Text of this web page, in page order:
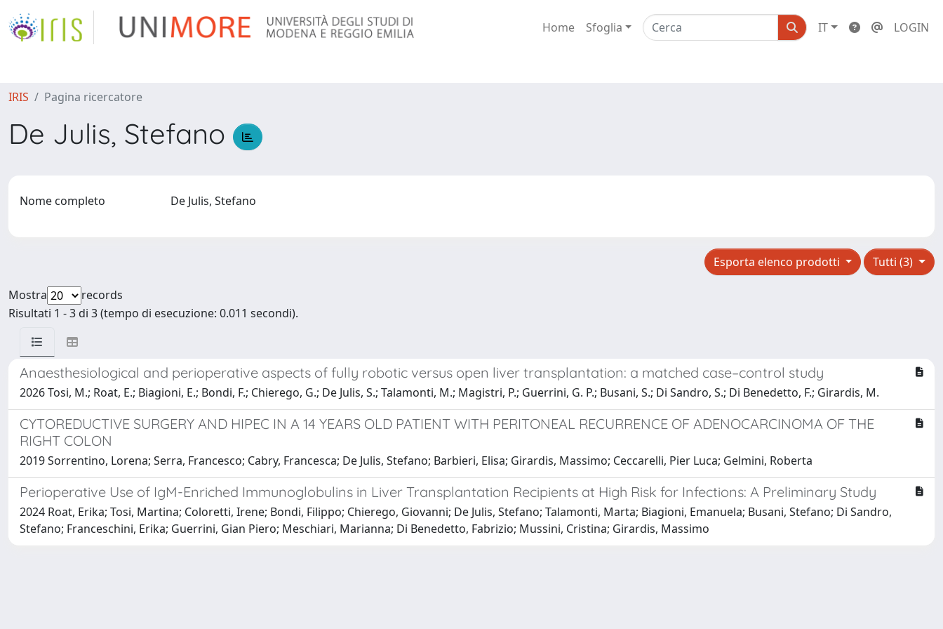
Home Sfoglia IT LOGIN
IRIS Pagina ricercatore
De Julis, Stefano
Nome completo De Julis, Stefano
Tutti (3)
Esporta elenco prodotti
Mostra
records
Risultati 1 - 3 di 3 (tempo di esecuzione: 0.011 secondi).
Anaesthesiological and perioperative aspects of fully robotic versus open liver transplantation: a matched case–control study
2026 Tosi, M.; Roat, E.; Biagioni, E.; Bondi, F.; Chierego, G.; De Julis, S.; Talamonti, M.; Magistri, P.; Guerrini, G. P.; Busani, S.; Di Sandro, S.; Di Benedetto, F.; Girardis, M.
CYTOREDUCTIVE SURGERY AND HIPEC IN A 14 YEARS OLD PATIENT WITH PERITONEAL RECURRENCE OF ADENOCARCINOMA OF THE
RIGHT COLON
2019 Sorrentino, Lorena; Serra, Francesco; Cabry, Francesca; De Julis, Stefano; Barbieri, Elisa; Girardis, Massimo; Ceccarelli, Pier Luca; Gelmini, Roberta
Perioperative Use of IgM-Enriched Immunoglobulins in Liver Transplantation Recipients at High Risk for Infections: A Preliminary Study
2024 Roat, Erika; Tosi, Martina; Coloretti, Irene; Bondi, Filippo; Chierego, Giovanni; De Julis, Stefano; Talamonti, Marta; Biagioni, Emanuela; Busani, Stefano; Di Sandro,
Stefano; Franceschini, Erika; Guerrini, Gian Piero; Meschiari, Marianna; Di Benedetto, Fabrizio; Mussini, Cristina; Girardis, Massimo